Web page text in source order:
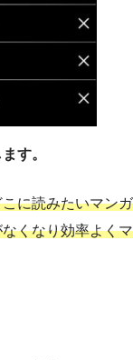
す。
に読みたいマンガ
くなり効率よくマ